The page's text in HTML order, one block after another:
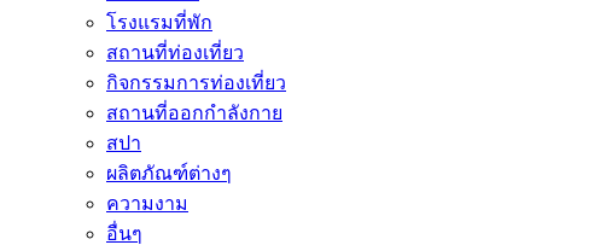
โรงแรมที่พัก
สถานที่ท่องเที่ยว
กิจกรรมการท่องเที่ยว
สถานที่ออกกำลังกาย
สปา
ผลิตภัณฑ์ต่างๆ
ความงาม
อื่นๆ